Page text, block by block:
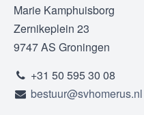
Marie Kamphuisborg
Zernikeplein 23
9747 AS Groningen
+31 50 595 30 08
bestuur@svhomerus.nl